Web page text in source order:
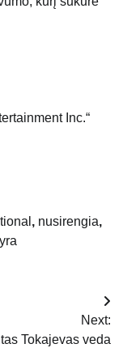
Inc.“
, nusirengia,
yra
Next:
Tokajevas veda